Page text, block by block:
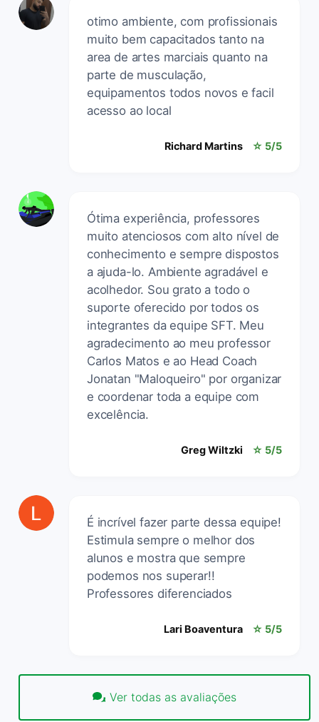
otimo ambiente, com profissionais
muito bem capacitados tanto na
area de artes marciais quanto na
parte de musculação,
equipamentos todos novos e facil
acesso ao local
Richard Martins ☆ 5/5
Ótima experiência, professores
muito atenciosos com alto nível de
conhecimento e sempre dispostos
a ajuda-lo. Ambiente agradável e
acolhedor. Sou grato a todo o
suporte oferecido por todos os
integrantes da equipe SFT. Meu
agradecimento ao meu professor
Carlos Matos e ao Head Coach
Jonatan "Maloqueiro" por organizar
e coordenar toda a equipe com
excelência.
Greg Wiltzki ☆ 5/5
É incrível fazer parte dessa equipe!
Estimula sempre o melhor dos
alunos e mostra que sempre
podemos nos superar!!
Professores diferenciados
Lari Boaventura ☆ 5/5
Ver todas as avaliações